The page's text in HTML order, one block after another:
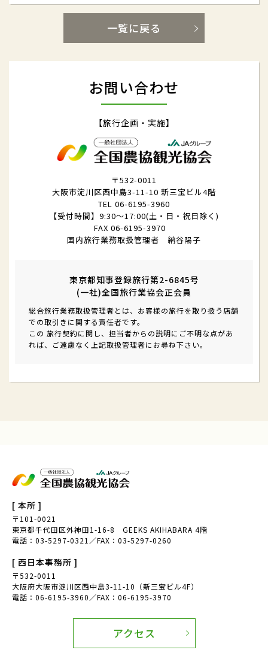
一覧に戻る
お問い合わせ
【旅行企画・実施】
〒532-0011
大阪市淀川区西中島3-11-10 新三宝ビル4階
TEL 06-6195-3960
【受付時間】9:30～17:00(土・日・祝日除く)
FAX 06-6195-3970
国内旅行業務取扱管理者 納谷陽子
東京都知事登録旅行第2-6845号
(一社)全国旅行業協会正会員
総合旅行業務取扱管理者とは、お客様の旅行を取り扱う店舗
での取引きに関する責任者です。
この 旅行契約に関し、担当者からの説明にご不明な点があ
れば、ご遠慮なく上記取扱管理者にお尋ね下さい。
[ 本所 ]
〒101-0021
東京都千代田区外神田1-16-8 GEEKS AKIHABARA 4階
電話：03-5297-0321／FAX：03-5297-0260
[ 西日本事務所 ]
〒532-0011
大阪府大阪市淀川区西中島3-11-10（新三宝ビル4F）
電話：06-6195-3960／FAX：06-6195-3970
アクセス